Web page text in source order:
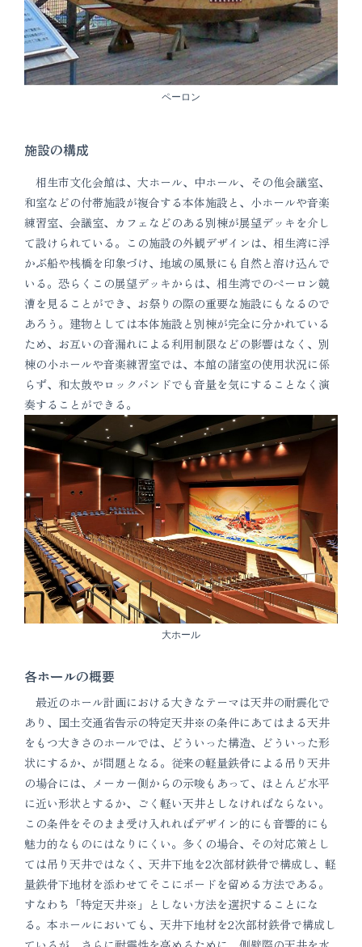
ペーロン
施設の構成
相生市文化会館は、大ホール、中ホール、その他会議室、
和室などの付帯施設が複合する本体施設と、小ホールや音楽
練習室、会議室、カフェなどのある別棟が展望デッキを介し
て設けられている。この施設の外観デザインは、相生湾に浮
かぶ船や桟橋を印象づけ、地域の風景にも自然と溶け込んで
いる。恐らくこの展望デッキからは、相生湾でのペーロン競
漕を見ることができ、お祭りの際の重要な施設にもなるので
あろう。建物としては本体施設と別棟が完全に分かれている
ため、お互いの音漏れによる利用制限などの影響はなく、別
棟の小ホールや音楽練習室では、本館の諸室の使用状況に係
らず、和太鼓やロックバンドでも音量を気にすることなく演
奏することができる。
大ホール
各ホールの概要
最近のホール計画における大きなテーマは天井の耐震化で
あり、国土交通省告示の特定天井※の条件にあてはまる天井
をもつ大きさのホールでは、どういった構造、どういった形
状にするか、が問題となる。従来の軽量鉄骨による吊り天井
の場合には、メーカー側からの示唆もあって、ほとんど水平
に近い形状とするか、ごく軽い天井としなければならない。
この条件をそのまま受け入れればデザイン的にも音響的にも
魅力的なものにはなりにくい。多くの場合、その対応策とし
ては吊り天井ではなく、天井下地を2次部材鉄骨で構成し、軽
量鉄骨下地材を添わせてそこにボードを留める方法である。
すなわち「特定天井※」としない方法を選択することにな
る。本ホールにおいても、天井下地材を2次部材鉄骨で構成し